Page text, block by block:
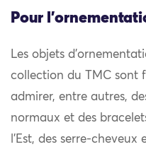
Pour
Les objets
collection du TMC sont
admirer, entre autres,
normaux et des
l’Est, des serre-